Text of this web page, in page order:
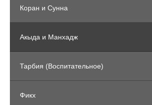
Коран и Сунна
Акыда и Манхадж
Тарбия (Воспитательное)
Фикх